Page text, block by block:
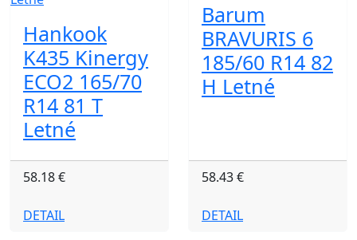
Hankook
K435 Kinergy
ECO2 165/70
R14 81 T
Letné
58.18 €
DETAIL
Barum
BRAVURIS 6
185/60 R14 82
H Letné
58.43 €
DETAIL